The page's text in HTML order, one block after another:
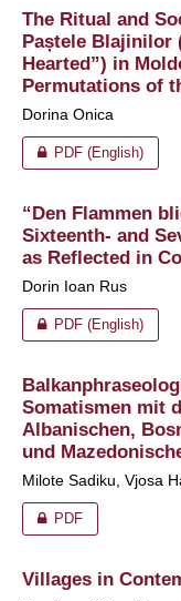
The Ritual and
Paștele Blajinilor
Hearted”) in
Permutations of
Dorina Onica
PDF (English)
“Den Flammen
Sixteenth- and
as Reflected in
Dorin Ioan Rus
PDF (English)
Somatismen mit
Albanischen,
und
Milote Sadiku, Vjosa
PDF
Villages in